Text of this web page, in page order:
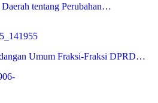
Daerah tentang Perubahan…
Umum Fraksi-Fraksi DPRD…